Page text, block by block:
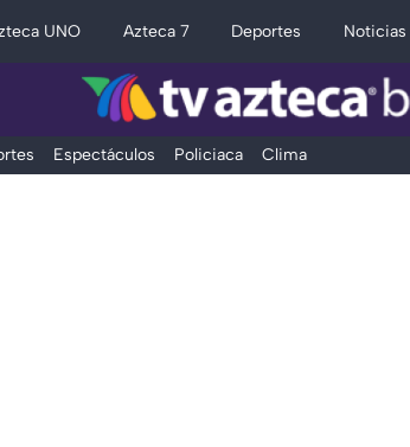
UNO Azteca 7 Deportes Noticias
Espectáculos Policiaca Clima